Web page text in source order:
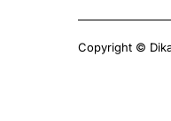
Copyright ©